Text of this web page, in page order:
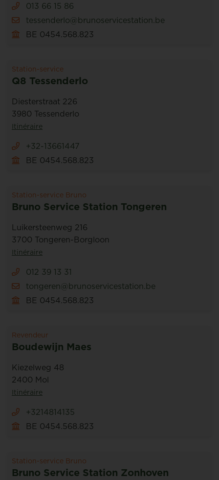
013 66 15 86
tessenderlo@brunoservicestation.be
BE 0454.568.823
Station-service
Q8 Tessenderlo
Diesterstraat 226
3980 Tessenderlo
Itinéraire
+32-13661447
BE 0454.568.823
Station-service Bruno
Bruno Service Station Tongeren
Luikersteenweg 216
3700 Tongeren-Borgloon
Itinéraire
012 39 13 31
tongeren@brunoservicestation.be
BE 0454.568.823
Revendeur
Boudewijn Maes
Kiezelweg 48
2400 Mol
Itinéraire
+3214814135
BE 0454.568.823
Station-service Bruno
Bruno Service Station Zonhoven